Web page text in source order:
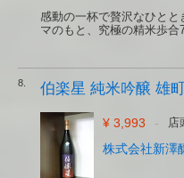
感動の一杯で贅沢なひと
マのもと、究極の精米歩合
8. 伯楽星 純米吟醸 雄
¥ 3,993 - 店
株式会社新澤